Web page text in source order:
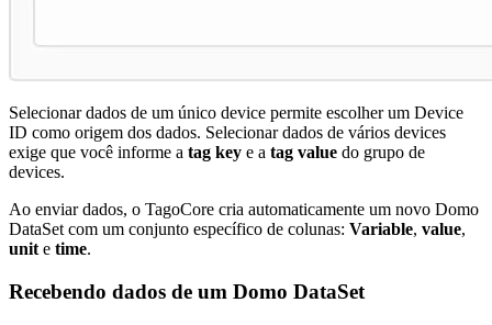
Selecionar dados de um único device permite escolher um Device
ID como origem dos dados. Selecionar dados de vários devices
exige que você informe a tag key e a tag value do grupo de
devices.
Ao enviar dados, o TagoCore cria automaticamente um novo Domo
DataSet com um conjunto específico de colunas: Variable, value,
unit e time.
Recebendo dados de um Domo DataSet